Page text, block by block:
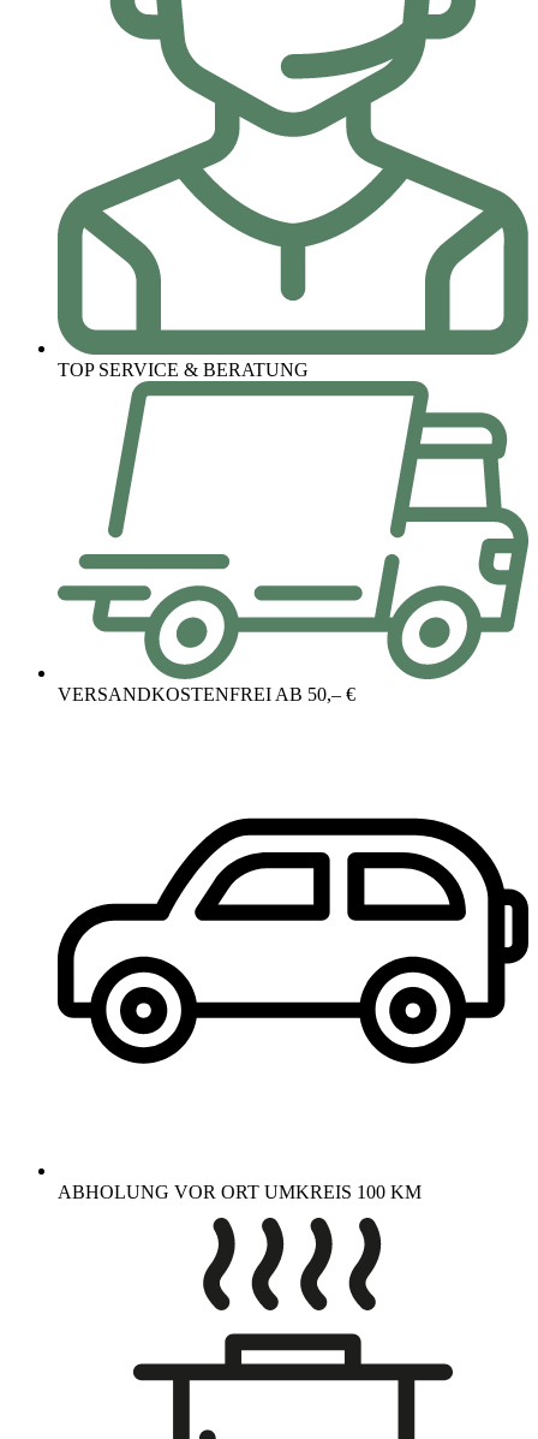
TOP SERVICE & BERATUNG
VERSANDKOSTENFREI AB 50,– €
ABHOLUNG VOR ORT UMKREIS 100 KM